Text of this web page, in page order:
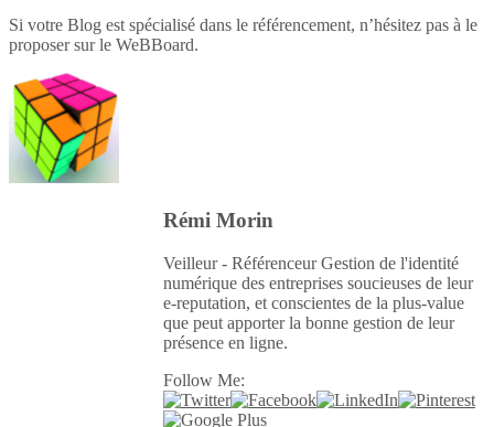
Si votre Blog est spécialisé dans le référencement, n’hésitez pas à le
proposer sur le WeBBoard.
Rémi Morin
Veilleur - Référenceur Gestion de l'identité
numérique des entreprises soucieuses de leur
e-reputation, et conscientes de la plus-value
que peut apporter la bonne gestion de leur
présence en ligne.
Follow Me: